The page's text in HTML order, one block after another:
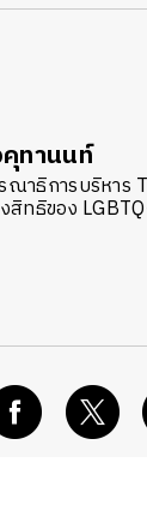
ทานนท์
าธิการบริหาร
สิทธิของ